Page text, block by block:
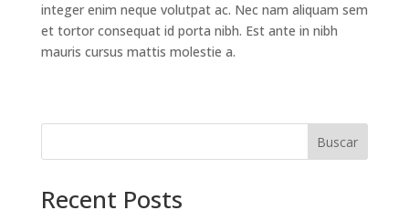
integer enim neque volutpat ac. Nec nam aliquam sem
et tortor consequat id porta nibh. Est ante in nibh
mauris cursus mattis molestie a.
Buscar
Recent Posts